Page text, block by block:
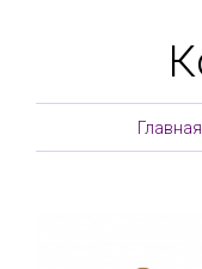
Главная